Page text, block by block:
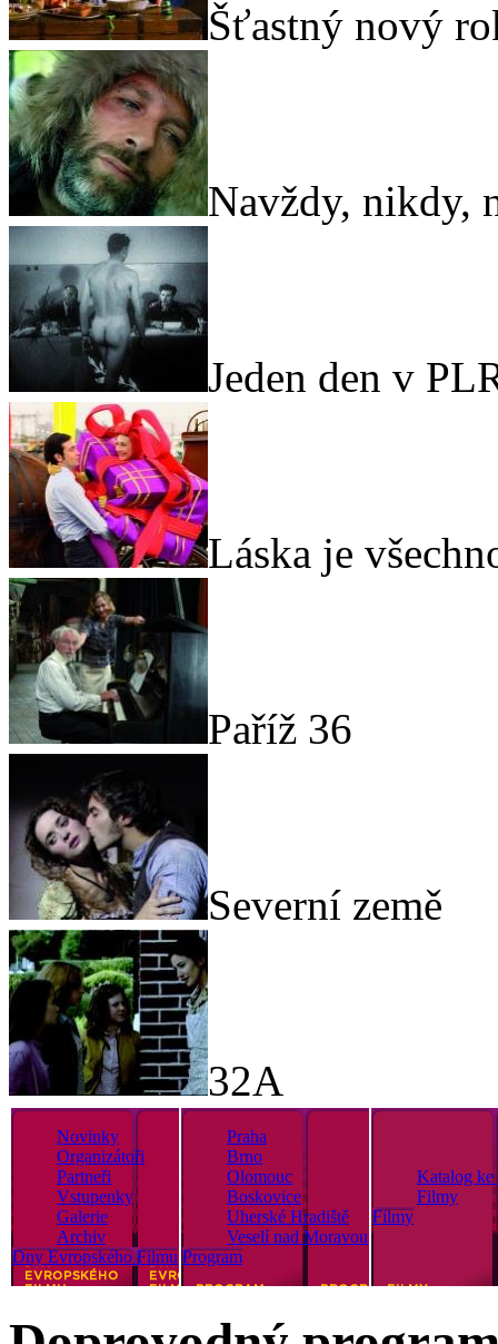
Šťastný nový
Navždy, nikdy,
Jeden den v
Láska je
Paříž 36
Severní země
32A
Novinky
Organizátoři
Partneři
Vstupenky
Galerie
Archiv
Dny Evropského Filmu
Praha
Brno
Olomouc
Boskovice
Uherské Hradiště
Veselí nad Moravou
Program
Katalog ke
Filmy
Filmy